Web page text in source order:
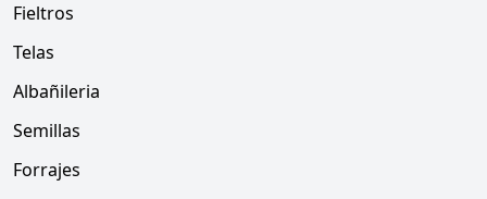
Fieltros
Telas
Albañileria
Semillas
Forrajes